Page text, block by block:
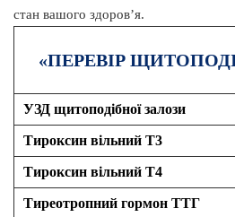
стан вашого здоров’я.
«ПЕРЕВІР
УЗД щитоподібної залози
Тироксин вільний Т3
Тироксин вільний Т4
Тиреотропний гормон ТТГ